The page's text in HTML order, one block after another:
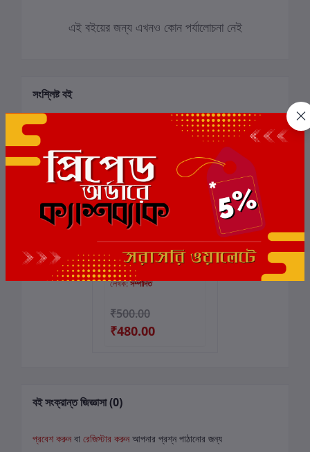
এই বইয়ের জন্য এখনও কোন পর্যালোচনা নেই
সংশ্লিষ্ট বই
কার্টে যোগ করুন
মৃণাল সেন – সাক্ষাৎকার
প্রবন্ধ চিত্রনাট্য
লেখক:সম্পাদিত
₹500.00
₹480.00
বই সংক্রান্ত জিজ্ঞাসা (0)
প্রবেশ করুন বা রেজিস্টার করুন আপনার প্রশ্ন পাঠানোর জন্য